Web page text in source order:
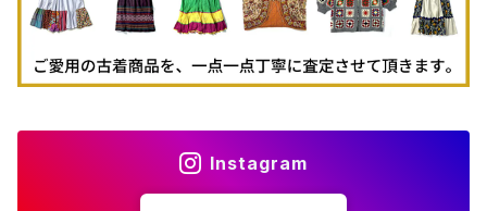
Instagram